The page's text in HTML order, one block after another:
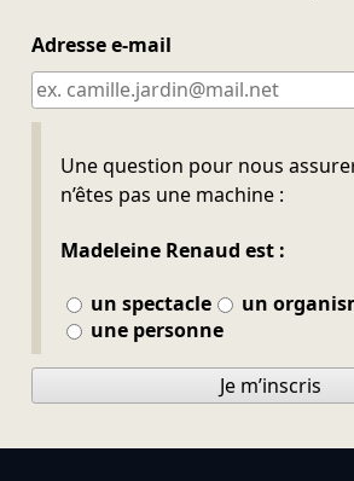
Adresse e-mail
Une question pour nous
n’êtes pas une machine :
Madeleine Renaud est :
un spectacle
un
une personne
Ne pas remplir
Je m’inscris